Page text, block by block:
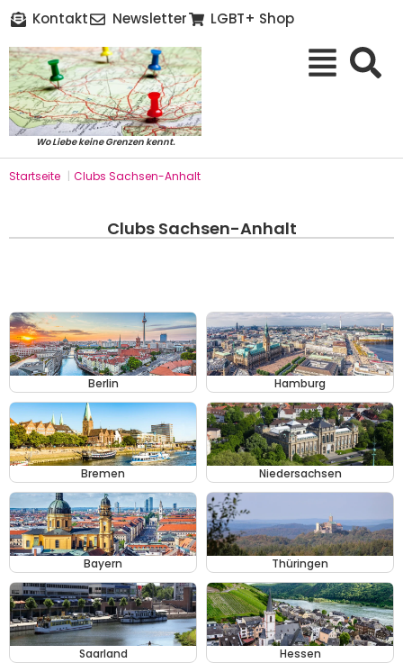
Kontakt Newsletter LGBT+ Shop
Wo Liebe keine Grenzen kennt.
Startseite | Clubs Sachsen-Anhalt
Clubs Sachsen-Anhalt
Berlin Hamburg
Bremen Niedersachsen
Bayern Thüringen
Saarland Hessen